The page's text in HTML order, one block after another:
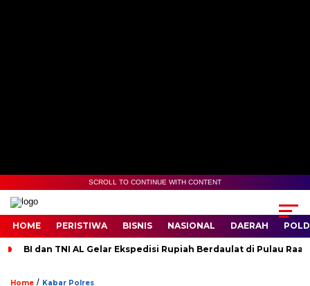
SCROLL TO CONTINUE WITH CONTENT
HOME PERISTIWA BISNIS NASIONAL DAERAH
BI dan TNI AL Gelar Ekspedisi Rupiah Berdaulat di Pulau
Home / Kabar Polres